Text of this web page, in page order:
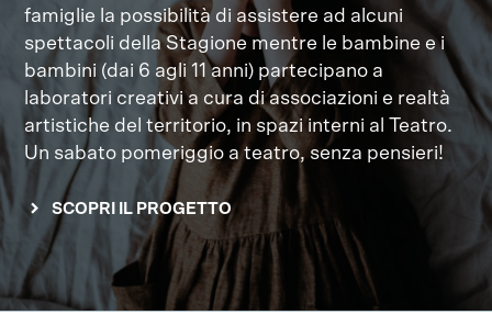
famiglie la possibilità di assistere ad alcuni
spettacoli della Stagione mentre le bambine e i
bambini (dai 6 agli 11 anni) partecipano a
laboratori creativi a cura di associazioni e realtà
artistiche del territorio, in spazi interni al Teatro.
Un sabato pomeriggio a teatro, senza pensieri!
SCOPRI IL PROGETTO